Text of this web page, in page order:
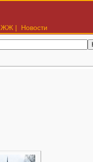
ЖЖ | Новости